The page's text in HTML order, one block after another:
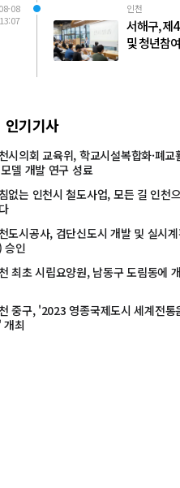
08
13:07
인천
서해구, 제
및 청년참
인기기사
시의회 교육위, 학교시설복합화·폐교
델 개발 연구 성료
없는 인천시 철도사업, 모든 길 인천
도시공사, 검단신도시 개발 및 실시
승인
최초 시립요양원, 남동구 도림동에
중구, '2023 영종국제도시 세계전통
개최